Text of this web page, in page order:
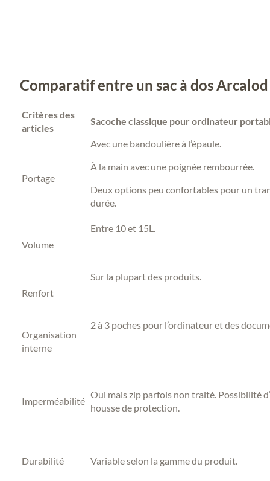
Comparatif entre un sac à dos
Critères des
articles
Sacoche classique pour ordinateur
Portage
Avec une bandoulière à l’épaule.
À la main avec une poignée rembourrée.
Deux options peu confortables pour un
durée.
Volume
Entre 10 et 15L.
Renfort
Sur la plupart des produits.
Organisation
interne
2 à 3 poches pour l’ordinateur et des
Imperméabilité
Oui mais zip parfois non traité. Possibilité
housse de protection.
Durabilité Variable selon la gamme du produit.